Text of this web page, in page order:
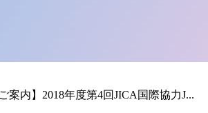
案内】2018年度第4回JICA国際協力J...